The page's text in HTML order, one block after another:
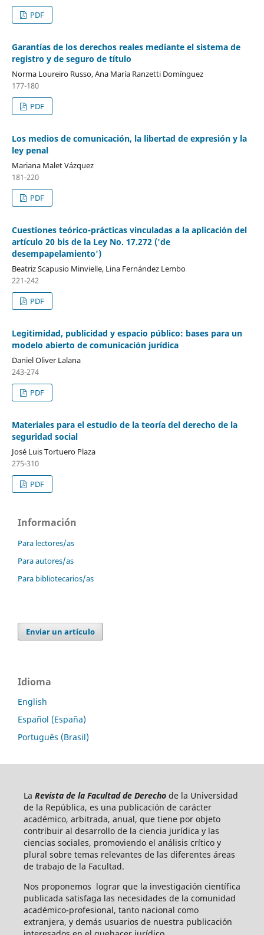
PDF
Garantías de los derechos reales mediante el sistema de
registro y de seguro de título
Norma Loureiro Russo, Ana María Ranzetti Domínguez
177-180
PDF
Los medios de comunicación, la libertad de expresión y la
ley penal
Mariana Malet Vázquez
181-220
PDF
Cuestiones teórico-prácticas vinculadas a la aplicación del
artículo 20 bis de la Ley No. 17.272 ('de
desempapelamiento')
Beatriz Scapusio Minvielle, Lina Fernández Lembo
221-242
PDF
Legitimidad, publicidad y espacio público: bases para un
modelo abierto de comunicación jurídica
Daniel Oliver Lalana
243-274
PDF
Materiales para el estudio de la teoría del derecho de la
seguridad social
José Luis Tortuero Plaza
275-310
PDF
Información
Para lectores/as
Para autores/as
Para bibliotecarios/as
Enviar un artículo
Idioma
English
Español (España)
Português (Brasil)
La Revista de la Facultad de Derecho de la Universidad
de la República, es una publicación de carácter
académico, arbitrada, anual, que tiene por objeto
contribuir al desarrollo de la ciencia jurídica y las
ciencias sociales, promoviendo el análisis crítico y
plural sobre temas relevantes de las diferentes áreas
de trabajo de la Facultad.
Nos proponemos lograr que la investigación científica
publicada satisfaga las necesidades de la comunidad
académico-profesional, tanto nacional como
extranjera, y demás usuarios de nuestra publicación